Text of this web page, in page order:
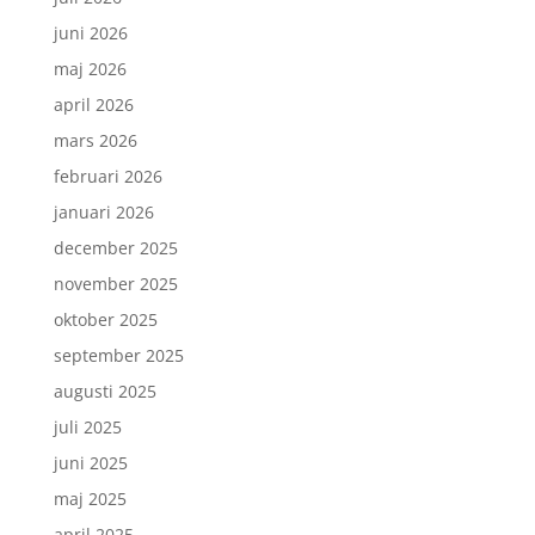
juni 2026
maj 2026
april 2026
mars 2026
februari 2026
januari 2026
december 2025
november 2025
oktober 2025
september 2025
augusti 2025
juli 2025
juni 2025
maj 2025